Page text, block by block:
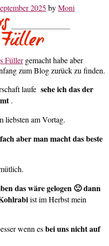
2025 byMoni
Füllergemacht habe aber
zum Blog zurück zu finden.
laufe sehe ich das der
.
liebsten am Vortag.
aber man macht das beste
das wäre gelogen 🙂 dann
ist im Herbst mein
wenn esbei uns nicht auf